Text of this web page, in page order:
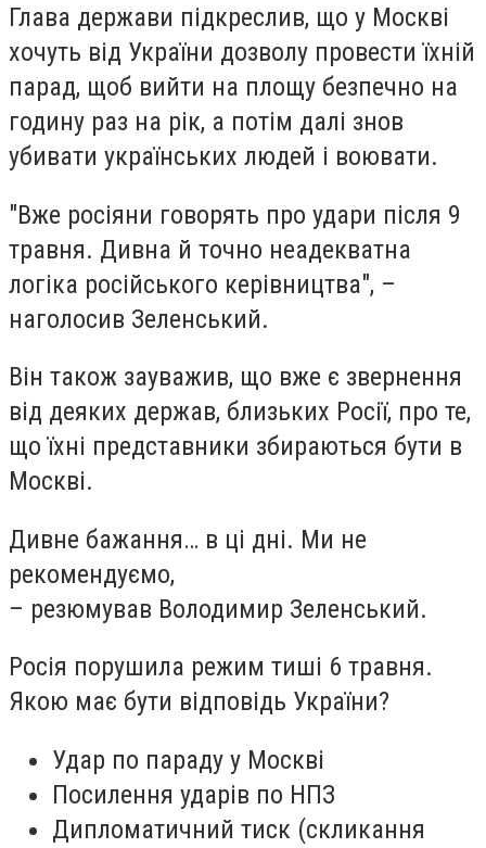
Глава держави підкреслив, що у Москві
хочуть від України дозволу провести їхній
парад, щоб вийти на площу безпечно на
годину раз на рік, а потім далі знов
убивати українських людей і воювати.
"Вже росіяни говорять про удари після 9
травня. Дивна й точно неадекватна
логіка російського керівництва", –
наголосив Зеленський.
Він також зауважив, що вже є звернення
від деяких держав, близьких Росії, про те,
що їхні представники збираються бути в
Москві.
Дивне бажання… в ці дні. Ми не
рекомендуємо,
– резюмував Володимир Зеленський.
Росія порушила режим тиші 6 травня.
Якою має бути відповідь України?
Удар по параду у Москві
Посилення ударів по НПЗ
Дипломатичний тиск (скликання